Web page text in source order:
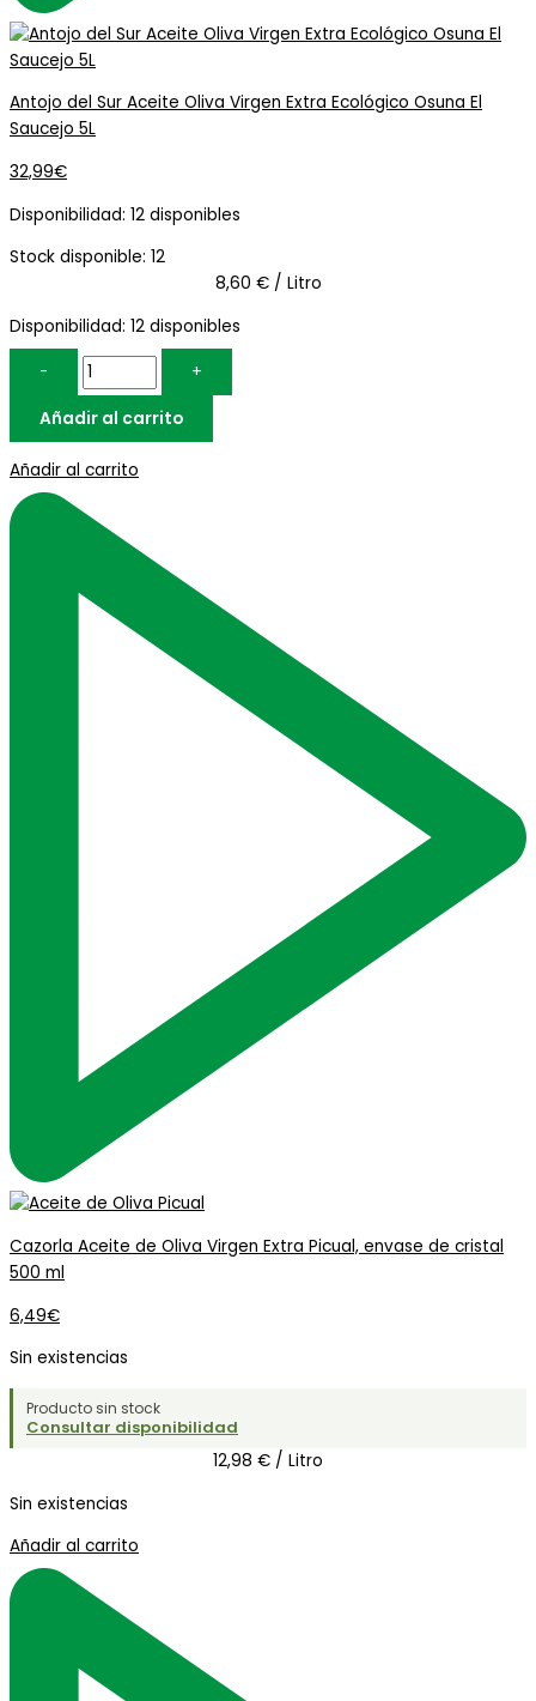
Antojo del Sur Aceite Oliva Virgen Extra Ecológico Osuna El
Saucejo 5L
32,99€
Disponibilidad: 12 disponibles
Stock disponible: 12
8,60 € / Litro
Disponibilidad: 12 disponibles
-
+
Añadir al carrito
Añadir al carrito
Cazorla Aceite de Oliva Virgen Extra Picual, envase de cristal
500 ml
6,49€
Sin existencias
Producto sin stock
Consultar disponibilidad
12,98 € / Litro
Sin existencias
Añadir al carrito